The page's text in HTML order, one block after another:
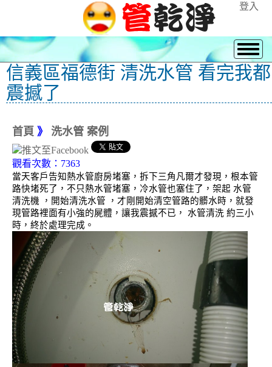
登入
信義區福德街 清洗水管 看完我都
震撼了
首頁 》 洗水管 案例
觀看次數：7363
當天客戶告知熱水管廚房堵塞，拆下三角凡爾才發現，根本管
路快堵死了，不只熱水管堵塞，冷水管也塞住了，架起 水管
清洗機 ，開始清洗水管 ，才剛開始清空管路的髒水時，就發
現管路裡面有小強的屍體，讓我震撼不已， 水管清洗 約三小
時，終於處理完成。